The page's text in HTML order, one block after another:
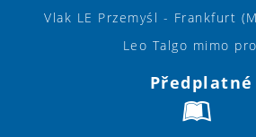
Vlak LE Przemyśl - Frankfurt
Leo Talgo mimo
Předplatné